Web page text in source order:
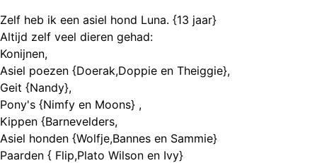
Zelf heb ik een asiel hond Luna. {13 jaar}
Altijd zelf veel dieren gehad:
Konijnen,
Asiel poezen {Doerak,Doppie en Theiggie},
Geit {Nandy},
Pony's {Nimfy en Moons} ,
Kippen {Barnevelders,
Asiel honden {Wolfje,Bannes en Sammie}
Paarden { Flip,Plato Wilson en Ivy}